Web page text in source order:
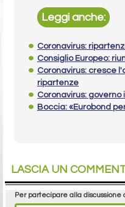
Leggi anche:
Coronavirus:
Consiglio Europeo:
Coronavirus: cresce
ripartenze
Coronavirus:
Boccia: «Eurobond
LASCIA UN
Per partecipare alla